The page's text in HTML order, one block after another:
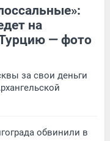
на
— фото
за свои деньги
обвинили в